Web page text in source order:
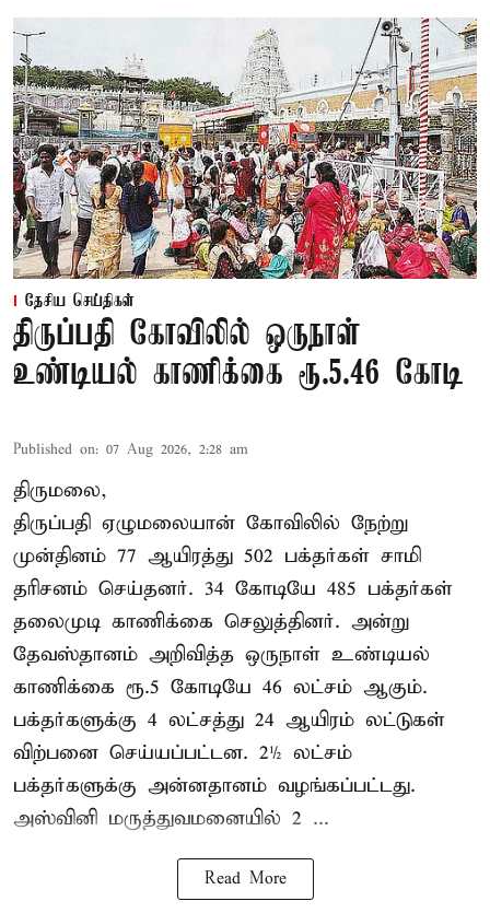
தேசிய செய்திகள்
திருப்பதி கோவிலில் ஒருநாள்
உண்டியல் காணிக்கை ரூ.5.46 கோடி
Published on: 07 Aug 2026, 2:28 am
திருமலை,
திருப்பதி ஏழுமலையான் கோவிலில் நேற்று
முன்தினம் 77 ஆயிரத்து 502 பக்தர்கள் சாமி
தரிசனம் செய்தனர். 34 கோடியே 485 பக்தர்கள்
தலைமுடி காணிக்கை செலுத்தினர். அன்று
தேவஸ்தானம் அறிவித்த ஒருநாள் உண்டியல்
காணிக்கை ரூ.5 கோடியே 46 லட்சம் ஆகும்.
பக்தர்களுக்கு 4 லட்சத்து 24 ஆயிரம் லட்டுகள்
விற்பனை செய்யப்பட்டன. 2½ லட்சம்
பக்தர்களுக்கு அன்னதானம் வழங்கப்பட்டது.
அஸ்வினி மருத்துவமனையில் 2 ...
Read More